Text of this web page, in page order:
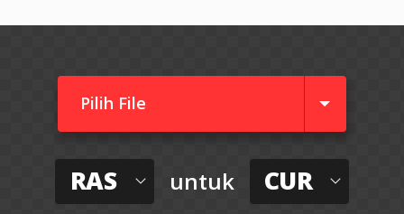
Pilih File
RAS untuk CUR